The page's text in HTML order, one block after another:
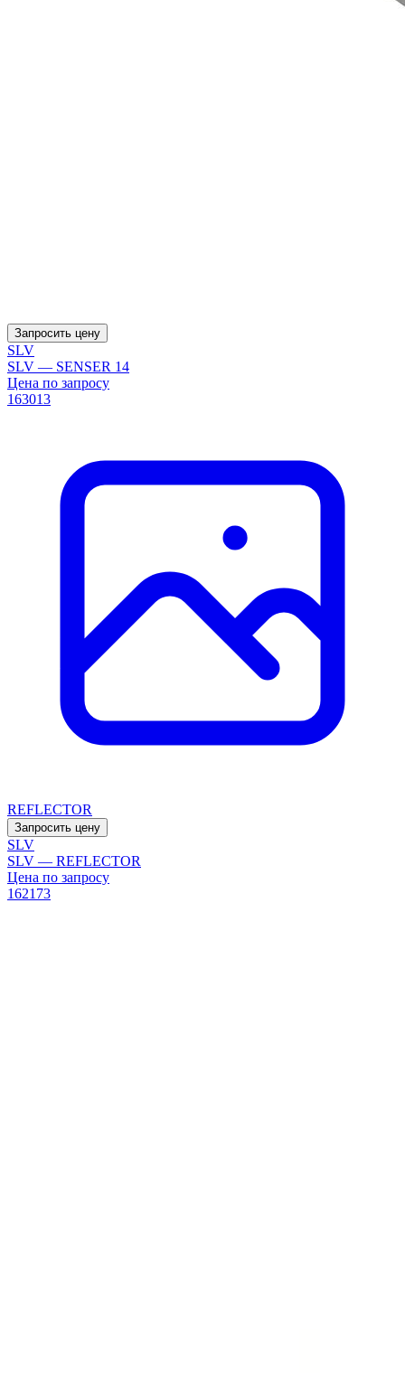
Запросить цену
SLV
SLV — SENSER 14
Цена по запросу
163013
REFLECTOR
Запросить цену
SLV
SLV — REFLECTOR
Цена по запросу
162173